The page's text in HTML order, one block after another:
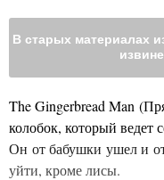
В старых материалах
The Gingerbread Man
колобок, который ведет
Он от бабушки ушел и
уйти, кроме лисы.